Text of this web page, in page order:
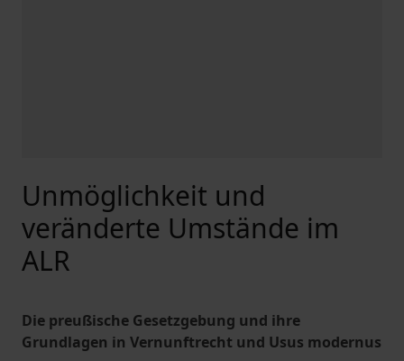
Unmöglichkeit und
veränderte Umstände im
ALR
Die preußische Gesetzgebung und ihre
Grundlagen in Vernunftrecht und Usus modernus